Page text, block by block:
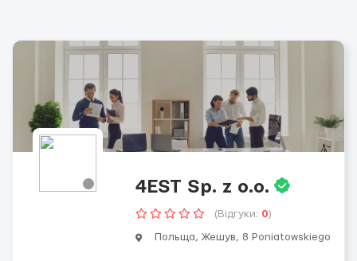
4EST Sp. z o.o.
(Відгуки: 0)
Польща, Жешув, 8 Poniatowskiego